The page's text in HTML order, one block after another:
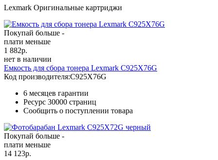
Lexmark Оригинальные картриджи
Покупай больше -
плати меньше
1 882р.
нет в наличии
Емкость для сбора тонера Lexmark C925X76G
Код производителя:C925X76G
6 месяцев гарантии
Ресурс 30000 страниц
Сообщить о поступлении товара
Покупай больше -
плати меньше
14 123р.